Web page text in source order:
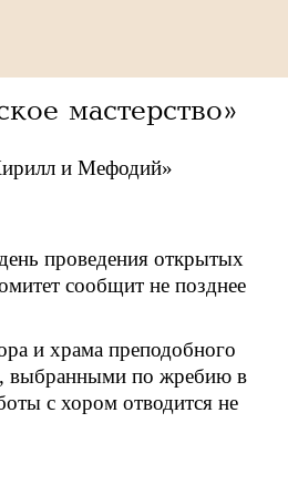
мастерство»
и Мефодий»
проведения открытых
сообщит не позднее
и храма преподобного
выбранными по жребию в
с хором отводится не